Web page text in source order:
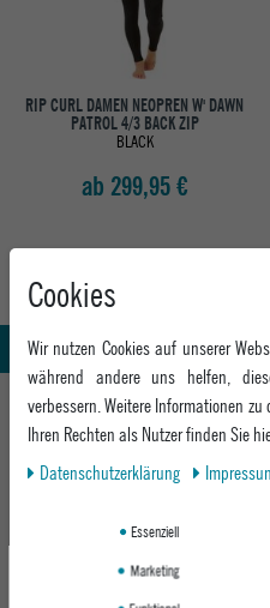
RIP CURL DAMEN NEOPREN W' DAWN
PATROL 4/3 BACK ZIP
BLACK
ab 299,95 €
HILFE UND
Zahlung
INFO &
Montag -
We Care -
Cookies
Wir nutzen Cookies auf unserer
während andere uns helfen,
verbessern. Weitere Informationen
Ihren Rechten als Nutzer finden Sie
Daten­schutz­erklärung
Essenziell
Marketing